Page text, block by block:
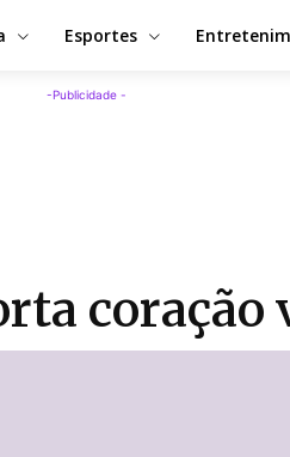
Esportes
-Publicidade -
coração